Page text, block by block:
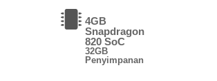
4GB
Snapdragon
820 SoC
32GB
Penyimpanan